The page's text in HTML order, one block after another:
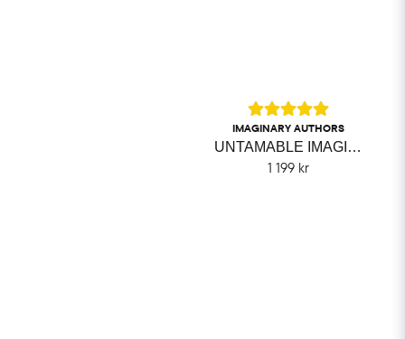
IMAGINARY AUTHORS
UNTAMABLE IMAGINARY AUTHORS
1 199 kr